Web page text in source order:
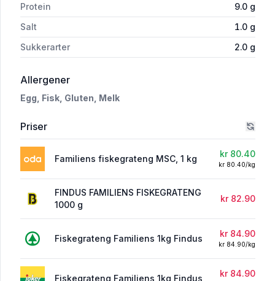
Protein
9.0 g
Salt
1.0 g
Sukkerarter
2.0 g
Allergeneri 'Fiskegrateng Familiens 1kg Findus'
Egg, Fisk, Gluten, Melk
Priser
Familiens fiskegrateng MSC, 1 kg kr 80.40
kr 80.40/kg
FINDUS FAMILIENS FISKEGRATENG
1000 g
kr 82.90
Fiskegrateng Familiens 1kg Findus kr 84.90
kr 84.90/kg
Fiskegrateng Familiens 1kg Findus kr 84.90